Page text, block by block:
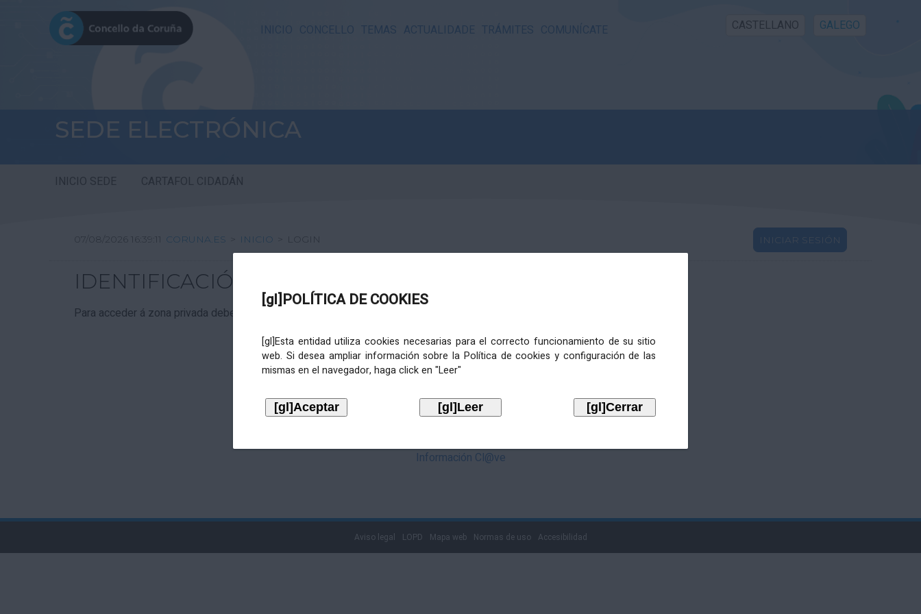
INICIO CONCELLO TEMAS ACTUALIDADE TRÁMITES COMUNÍCATE CASTELLANO GALEGO
SEDE ELECTRÓNICA
INICIO SEDE CARTAFOL CIDADÁN
[gl]POLÍTICA DE COOKIES
[gl]Esta entidad utiliza cookies necesarias para el correcto funcionamiento de su sitio
web. Si desea ampliar información sobre la Política de cookies y configuración de las
mismas en el navegador, haga click en "Leer"
07/08/2026 16:39:11 CORUNA.ES > INICIO > LOGIN INICIAR SESIÓN
IDENTIFICACIÓN
Para acceder á zona privada debe identificarse mediante Cl@ve. Pulse no logotipo
Información Cl@ve
Aviso legal LOPD Mapa web Normas de uso Accesibilidad